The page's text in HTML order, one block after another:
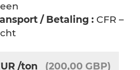
/ Betaling : CFR –
/ton (200,00 GBP)